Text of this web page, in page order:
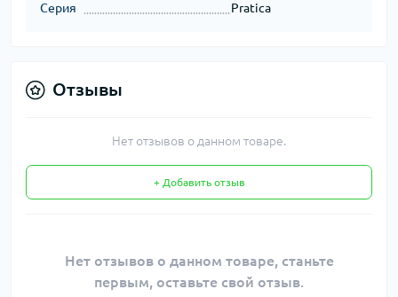
Серия Pratica
Отзывы
Нет отзывов о данном товаре.
+ Добавить отзыв
Нет отзывов о данном товаре, станьте
первым, оставьте свой отзыв.